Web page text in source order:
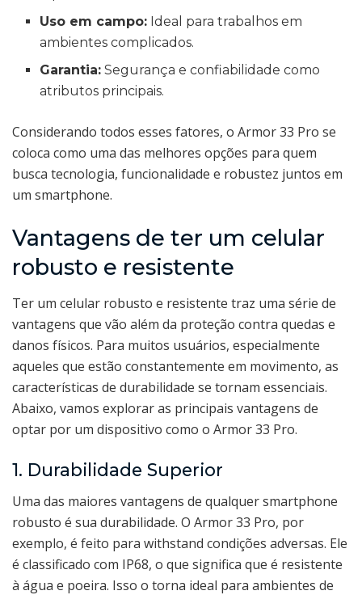
Uso em campo: Ideal para trabalhos em
ambientes complicados.
Garantia: Segurança e confiabilidade como
atributos principais.
Considerando todos esses fatores, o Armor 33 Pro se
coloca como uma das melhores opções para quem
busca tecnologia, funcionalidade e robustez juntos em
um smartphone.
Vantagens de ter um celular
robusto e resistente
Ter um celular robusto e resistente traz uma série de
vantagens que vão além da proteção contra quedas e
danos físicos. Para muitos usuários, especialmente
aqueles que estão constantemente em movimento, as
características de durabilidade se tornam essenciais.
Abaixo, vamos explorar as principais vantagens de
optar por um dispositivo como o Armor 33 Pro.
1. Durabilidade Superior
Uma das maiores vantagens de qualquer smartphone
robusto é sua durabilidade. O Armor 33 Pro, por
exemplo, é feito para withstand condições adversas. Ele
é classificado com IP68, o que significa que é resistente
à água e poeira. Isso o torna ideal para ambientes de